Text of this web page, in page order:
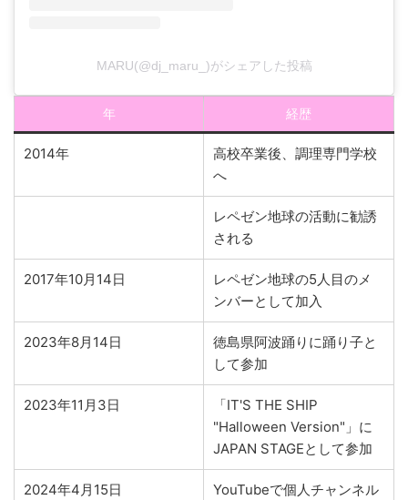
MARU(@dj_maru_)がシェアした投稿
年 経歴
2014年
高校卒業後、調理専門学校
へ
レペゼン地球の活動に勧誘
される
2017年10月14日
レペゼン地球の5人目のメ
ンバーとして加入
2023年8月14日
徳島県阿波踊りに踊り子と
して参加
2023年11月3日
「IT'S THE SHIP
"Halloween Version"」に
JAPAN STAGEとして参加
2024年4月15日
YouTubeで個人チャンネル